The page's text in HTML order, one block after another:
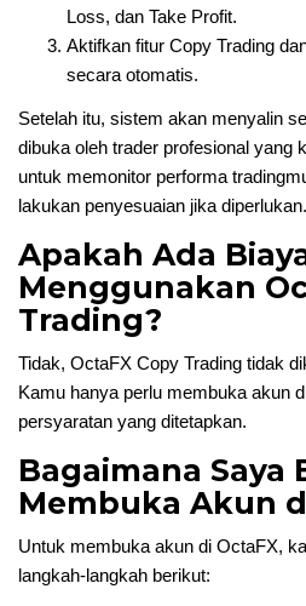
Loss, dan Take Profit.
Aktifkan fitur Copy Trading
secara otomatis.
Setelah itu, sistem akan menyalin
dibuka oleh trader profesional yang
untuk memonitor performa
lakukan penyesuaian jika diperlukan.
Apakah Ada
Menggunakan
Trading?
Tidak, OctaFX Copy Trading tidak
Kamu hanya perlu membuka akun
persyaratan yang ditetapkan.
Bagaimana Saya
Membuka Akun
Untuk membuka akun di OctaFX,
langkah-langkah berikut: